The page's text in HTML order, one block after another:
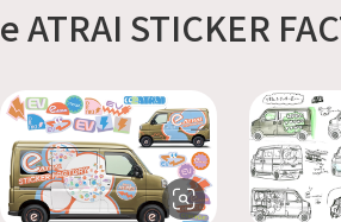
e ATRAI STICKER